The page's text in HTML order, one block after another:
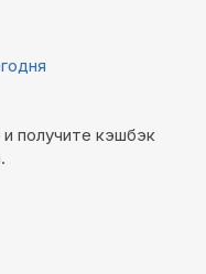
получите кэшбэк